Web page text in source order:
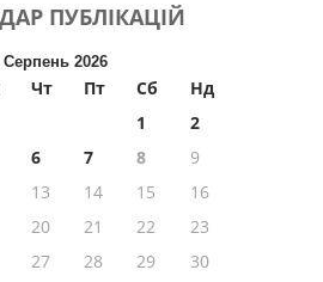
ПУБЛІКАЦІЙ
Серпень 2026
Чт Пт Сб
Нд
1
2
6 7 8
9
13 14 15
16
20 21 22
23
27 28 29
30